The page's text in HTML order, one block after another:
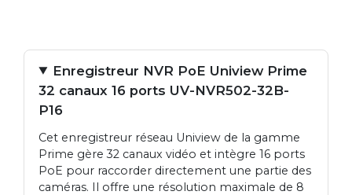
Enregistreur NVR PoE Uniview Prime
32 canaux 16 ports UV-NVR502-32B-
P16
Cet enregistreur réseau Uniview de la gamme
Prime gère 32 canaux vidéo et intègre 16 ports
PoE pour raccorder directement une partie des
caméras. Il offre une résolution maximale de 8